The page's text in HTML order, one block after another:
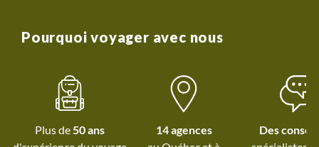
pas vraiment
monde sur tous les
super découverte
enfants. Un peu
Pourquoi voyager avec nous
Plus de50 ans
14 agences
Des